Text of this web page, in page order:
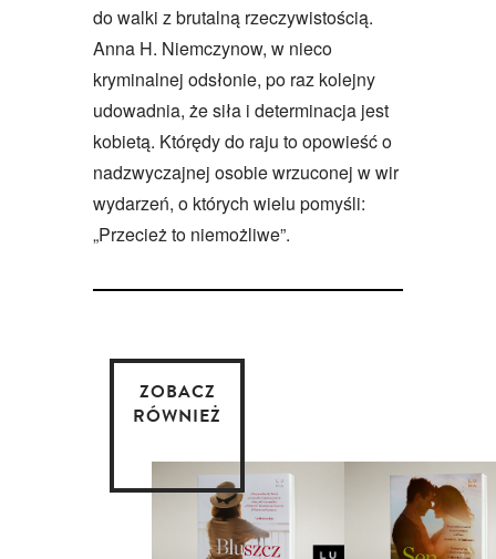
do walki z brutalną rzeczywistością.
Anna H. Niemczynow, w nieco
kryminalnej odsłonie, po raz kolejny
udowadnia, że siła i determinacja jest
kobietą. Którędy do raju to opowieść o
nadzwyczajnej osobie wrzuconej w wir
wydarzeń, o których wielu pomyśli:
„Przecież to niemożliwe”.
ZOBACZ
RÓWNIEŻ